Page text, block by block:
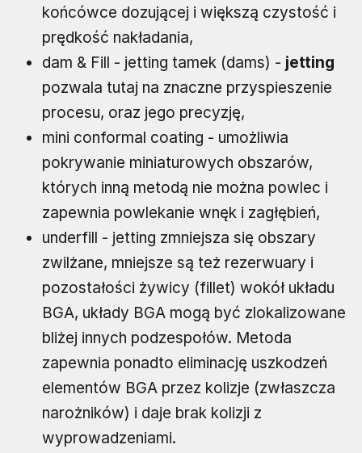
końcówce dozującej i większą czystość i
prędkość nakładania,
dam & Fill - jetting tamek (dams) - jetting
pozwala tutaj na znaczne przyspieszenie
procesu, oraz jego precyzję,
mini conformal coating - umożliwia
pokrywanie miniaturowych obszarów,
których inną metodą nie można powlec i
zapewnia powlekanie wnęk i zagłębień,
underfill - jetting zmniejsza się obszary
zwilżane, mniejsze są też rezerwuary i
pozostałości żywicy (fillet) wokół układu
BGA, układy BGA mogą być zlokalizowane
bliżej innych podzespołów. Metoda
zapewnia ponadto eliminację uszkodzeń
elementów BGA przez kolizje (zwłaszcza
narożników) i daje brak kolizji z
wyprowadzeniami.